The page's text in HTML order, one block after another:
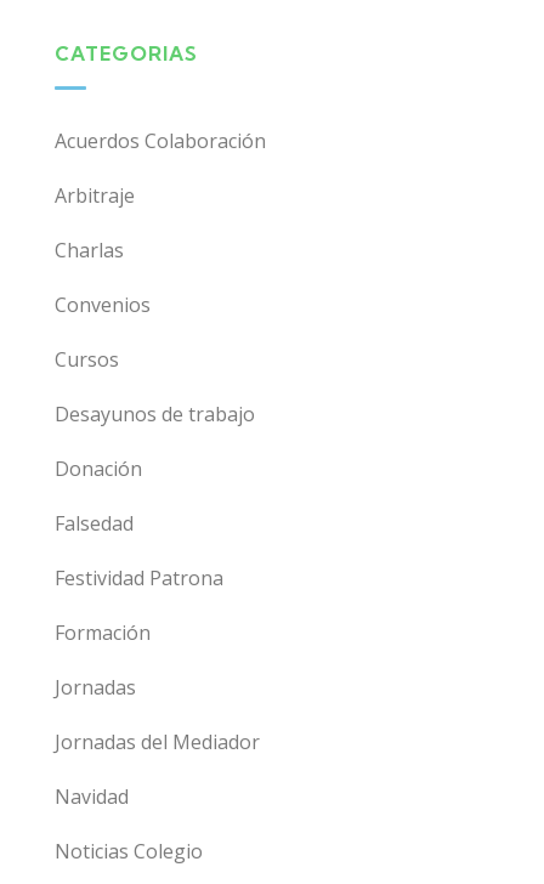
CATEGORIAS
Acuerdos Colaboración
Arbitraje
Charlas
Convenios
Cursos
Desayunos de trabajo
Donación
Falsedad
Festividad Patrona
Formación
Jornadas
Jornadas del Mediador
Navidad
Noticias Colegio